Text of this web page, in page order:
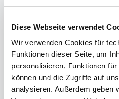
Diese Webseite verwendet
Wir verwenden Cookies für
Funktionen dieser Seite, um
personalisieren, Funktionen
können und die Zugriffe auf
analysieren. Außerdem geben
Schiebetor über Eck selber
Planenhauben für
Hofbedarf
Schiebetorsets
Winter und Landwirtschaft
Windschutz Schiebetor